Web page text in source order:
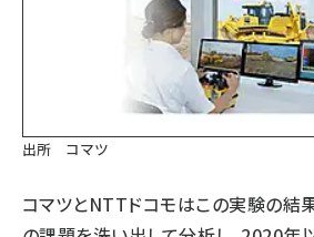
出所 コマツ
コマツとNTTドコモはこの実験の結